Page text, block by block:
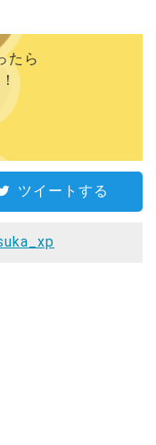
たら
ツイートする